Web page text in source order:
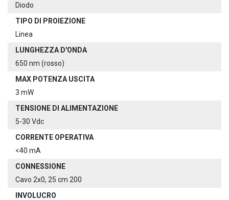
Diodo
TIPO DI PROIEZIONE
Linea
LUNGHEZZA D'ONDA
650 nm (rosso)
MAX POTENZA USCITA
3 mW
TENSIONE DI ALIMENTAZIONE
5-30 Vdc
CORRENTE OPERATIVA
<40 mA
CONNESSIONE
Cavo 2x0, 25 cm 200
INVOLUCRO